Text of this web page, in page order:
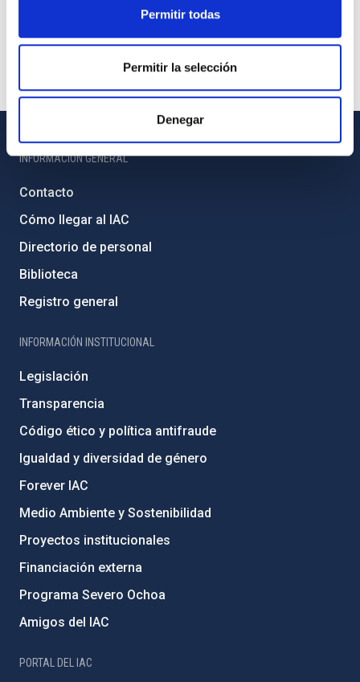
Permitir todas
Permitir la selección
Denegar
INFORMACIÓN GENERAL
Contacto
Cómo llegar al IAC
Directorio de personal
Biblioteca
Registro general
INFORMACIÓN INSTITUCIONAL
Legislación
Transparencia
Código ético y política antifraude
Igualdad y diversidad de género
Forever IAC
Medio Ambiente y Sostenibilidad
Proyectos institucionales
Financiación externa
Programa Severo Ochoa
Amigos del IAC
PORTAL DEL IAC